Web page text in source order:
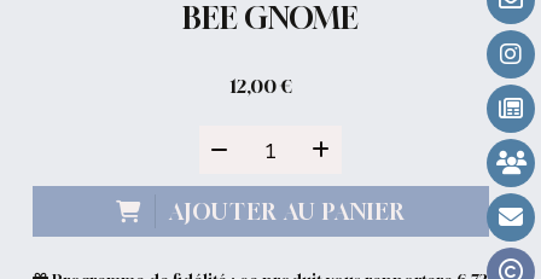
BEE GNOME
12,00€
AJOUTER AU PANIER